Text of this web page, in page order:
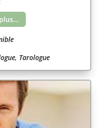
Tarologue